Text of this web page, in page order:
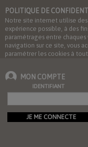
POLITIQUE DE
Notre site internet utilise
expérience possible, à des
paramétrages entre chaques
navigation sur ce site, vous
paramétrer les cookies à
MON COMPTE
IDENTIFIANT
JE ME CONNECTE